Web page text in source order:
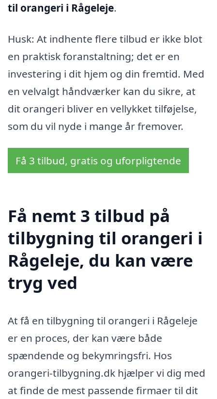
til orangeri i Rågeleje.
Husk: At indhente flere tilbud er ikke blot
en praktisk foranstaltning; det er en
investering i dit hjem og din fremtid. Med
en velvalgt håndværker kan du sikre, at
dit orangeri bliver en vellykket tilføjelse,
som du vil nyde i mange år fremover.
Få 3 tilbud, gratis og uforpligtende
Få nemt 3 tilbud på
tilbygning til orangeri i
Rågeleje, du kan være
tryg ved
At få en tilbygning til orangeri i Rågeleje
er en proces, der kan være både
spændende og bekymringsfri. Hos
orangeri-tilbygning.dk hjælper vi dig med
at finde de mest passende firmaer til dit